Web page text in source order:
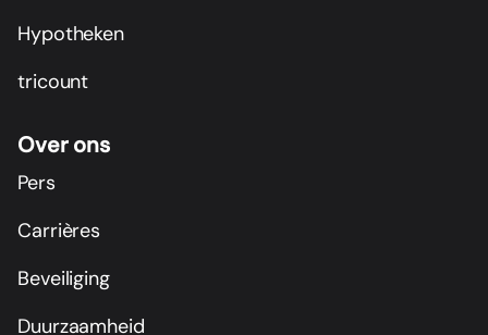
Hypotheken
tricount
Over ons
Pers
Carrières
Beveiliging
Duurzaamheid